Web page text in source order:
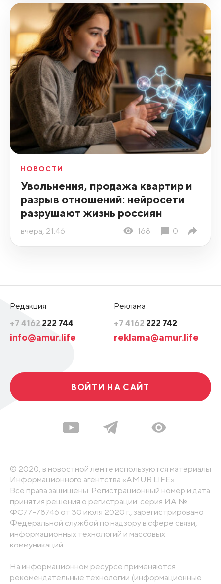
НОВОСТИ
Увольнения, продажа квартир и
разрыв отношений: нейросети
разрушают жизнь россиян
вчера, 21:46 168 0
Редакция
+7 4162 222 744
info@amur.life
Реклама
+7 4162 222 742
reklama@amur.life
ВОЙТИ НА САЙТ
© 2020, в новостной ленте используются материалы
Информационного агентства «AMUR.LIFE».
Все права защищены. Регистрационный номер и дата
принятия решения о регистрации: серия ИА №
ФС77-78746 от 30 июля 2020 г., зарегистрировано
Федеральной службой по надзору в сфере связи,
информационных технологий и массовых
коммуникаций
На информационном ресурсе применяются
рекомендательные технологии (информационные